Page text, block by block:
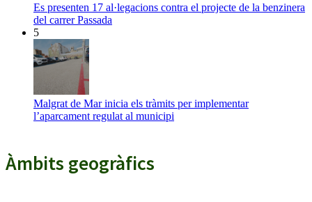
Es presenten 17 al·legacions contra el projecte de la benzinera
del carrer Passada
5
Malgrat de Mar inicia els tràmits per implementar
l’aparcament regulat al municipi
Àmbits geogràfics